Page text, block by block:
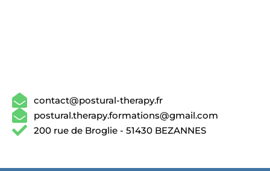
contact@postural-therapy.fr
postural.therapy.formations@gmail.com
200 rue de Broglie - 51430 BEZANNES